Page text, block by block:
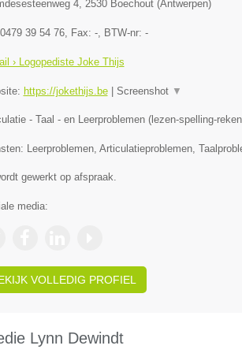
4, 2530 Boechout(Antwerpen)
0479 39 54 76, Fax: -, BTW-nr: -
› Logopediste Joke Thijs
https://jokethijs.be| Screenshot ▼
- Taal - en Leerproblemen (lezen-spelling-
Leerproblemen, Articulatieproblemen,
gewerkt op afspraak.
media:
VOLLEDIG PROFIEL
Lynn Dewindt